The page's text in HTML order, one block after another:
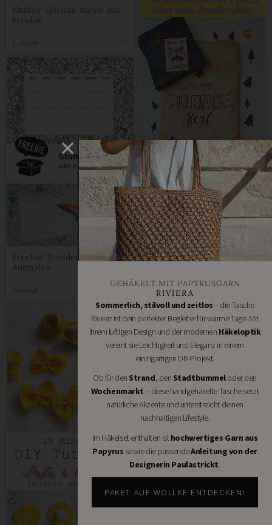
Faultier Spieluhr nähen mit
Freebie
Geschenk zur Geburt
verpacken plus Freebie
Fuchsgirlande
Tintenelfe
Freebie: Stundenplan zum
Ausmalen
Einkaufen leicht gemacht!
FREEBIE
Frau Gold
GEHÄKELT MIT PAPYRUSGARN
RIVIERA
Sommerlich, stilvoll und zeitlos– die Tasche
Rivieraist dein perfekter Begleiter für warme Tage. Mit
ihrem luftigen Design und der modernen Häkeloptik
vereint sie Leichtigkeit und Eleganz in einem
einzigartigen DIY-Projekt.
Ob für den Strand, den Stadtbummeloder den
Wochenmarkt– diese handgehäkelte Tasche setzt
natürliche Akzente und unterstreicht deinen
nachhaltigen Lifestyle.
Im Häkelset enthalten isthochwertiges Garn aus
Papyrus sowie die passendeAnleitung von der
Designerin Paulastrickt.
PAKET AUF WOLLKE ENTDECKEN!